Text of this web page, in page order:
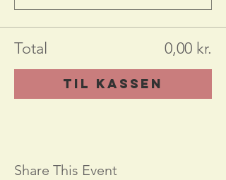
Total 0,00 kr.
Til kassen
Share This Event